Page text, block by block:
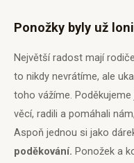
Ponožky byly už
Největší radost mají
to nikdy nevrátíme, ale
toho vážíme.
věcí, radili a pomáhali
Aspoň jednou si jako
poděkování. Ponožek a